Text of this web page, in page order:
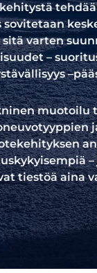
sovitetaan
varten
–
muotoilu
–
tiestöä aina